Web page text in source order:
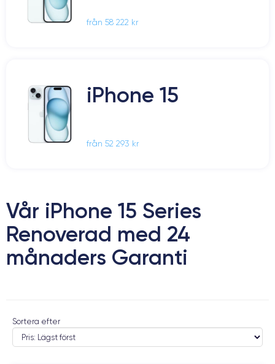
från 58 222 kr
iPhone 15
från 52 293 kr
Vår iPhone 15 Series
Renoverad med 24
månaders Garanti
Sortera efter